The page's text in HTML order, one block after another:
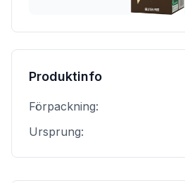
Produktinfo
Förpackning:
Ursprung: